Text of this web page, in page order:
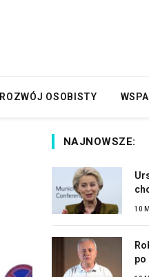
ROZWÓJ OSOBISTY
NAJNOWSZE:
10
po